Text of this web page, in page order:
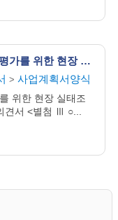
기술개발사업 중간보고서 평가를 위한 현장 실태조사 및 차년도 사업계획서 검토의견서
> 사업계획서양식
위한 현장 실태조
견서 <별첨 Ⅲ ○...